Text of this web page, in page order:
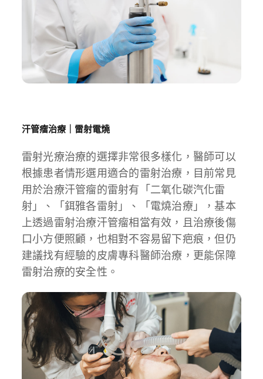
汗管瘤治療｜雷射電燒
雷射光療治療的選擇非常很多樣化，醫師可以
根據患者情形選用適合的雷射治療，目前常見
用於治療汗管瘤的雷射有「二氧化碳汽化雷
射」、「鉺雅各雷射」、「電燒治療」，基本
上透過雷射治療汗管瘤相當有效，且治療後傷
口小方便照顧，也相對不容易留下疤痕，但仍
建議找有經驗的皮膚專科醫師治療，更能保障
雷射治療的安全性。